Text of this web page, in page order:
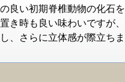
良い初期脊椎動物の化石を
き時も良い味わいですが、
、さらに立体感が際立ちま